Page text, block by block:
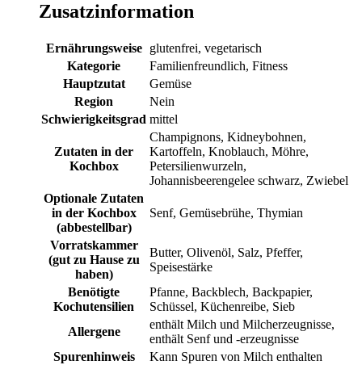
Zusatzinformation
Ernährungsweise
glutenfrei, vegetarisch
Kategorie
Familienfreundlich, Fitness
Hauptzutat
Gemüse
Region
Nein
Schwierigkeitsgrad mittel
Zutaten in der
Kochbox
Champignons, Kidneybohnen,
Kartoffeln, Knoblauch, Möhre,
Petersilienwurzeln,
Johannisbeerengelee schwarz, Zwiebel
Optionale Zutaten
in der Kochbox
(abbestellbar)
Senf, Gemüsebrühe, Thymian
Vorratskammer
(gut zu Hause zu
haben)
Butter, Olivenöl, Salz, Pfeffer,
Speisestärke
Benötigte
Kochutensilien
Pfanne, Backblech, Backpapier,
Schüssel, Küchenreibe, Sieb
Allergene
enthält Milch und Milcherzeugnisse,
enthält Senf und -erzeugnisse
Spurenhinweis
Kann Spuren von Milch enthalten